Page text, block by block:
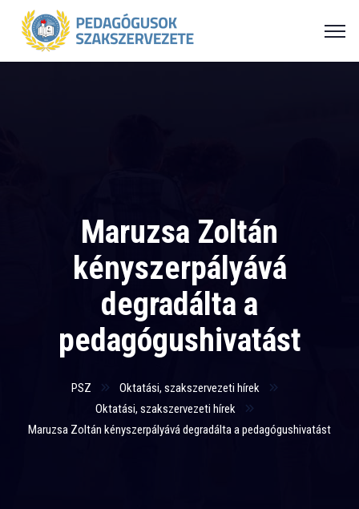
Maruzsa Zoltán
kényszerpályává
degradálta a
pedagógushivatást
PSZ
Oktatási, szakszervezeti hírek
Oktatási, szakszervezeti hírek
Maruzsa Zoltán kényszerpályává degradálta a pedagógushivatást